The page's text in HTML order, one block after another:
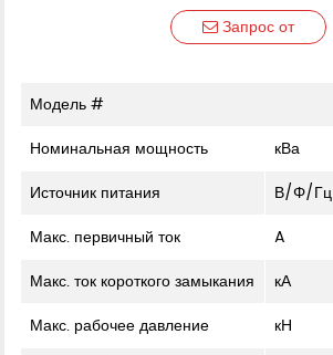
Запрос от
Модель #
Номинальная мощность
кВа
Источник питания
В/Φ/Гц
Макс. первичный ток
A
Макс. ток короткого замыкания
кА
Макс. рабочее давление
кН